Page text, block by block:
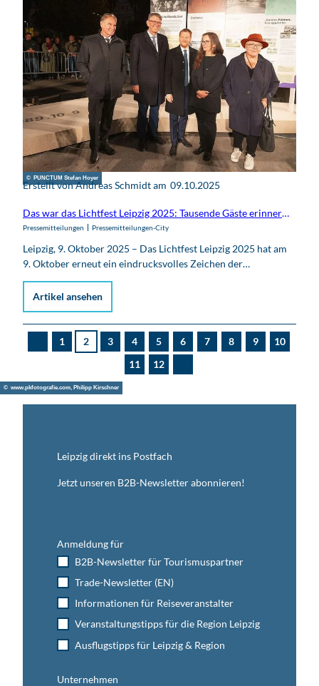
© PUNCTUM Stefan Hoyer
Erstellt von Andreas Schmidt am 09.10.2025
Das war das Lichtfest Leipzig 2025: Tausende Gäste erinnern an den 9. Oktober 1989
Pressemitteilungen Pressemitteilungen-City
Leipzig, 9. Oktober 2025 – Das Lichtfest Leipzig 2025 hat am
9. Oktober erneut ein eindrucksvolles Zeichen der…
Artikel ansehen
o
e
r
i
1 2 3 4 5 6 7 8 9
10
11
12
ä
s
© www.pkfotografie.com, Philipp Kirschner
Leipzig direkt ins Postfach
Jetzt unseren B2B-Newsletter abonnieren!
Anmeldung für
B2B-Newsletter für Tourismuspartner
Trade-Newsletter (EN)
Informationen für Reiseveranstalter
Veranstaltungstipps für die Region Leipzig
Ausflugstipps für Leipzig & Region
Unternehmen